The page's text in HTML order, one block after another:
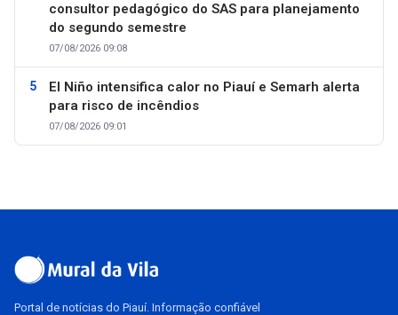
consultor pedagógico do SAS para planejamento
do segundo semestre
07/08/2026 09:08
El Niño intensifica calor no Piauí e Semarh alerta
para risco de incêndios
07/08/2026 09:01
Portal de notícias do Piauí. Informação confiável